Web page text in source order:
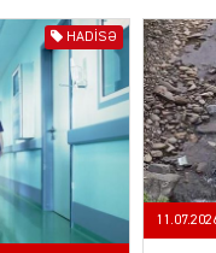
DÜNYA
HADISƏ